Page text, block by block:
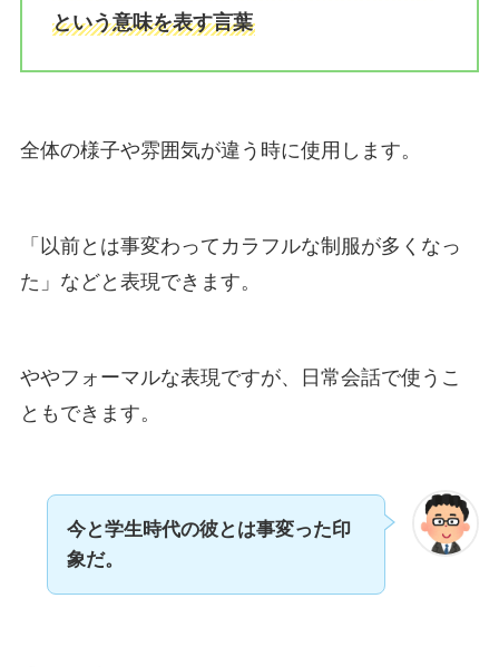
という意味を表す言葉
全体の様子や雰囲気が違う時に使用します。
「以前とは事変わってカラフルな制服が多くなっ
た」などと表現できます。
ややフォーマルな表現ですが、日常会話で使うこ
ともできます。
今と学生時代の彼とは事変った印
象だ。